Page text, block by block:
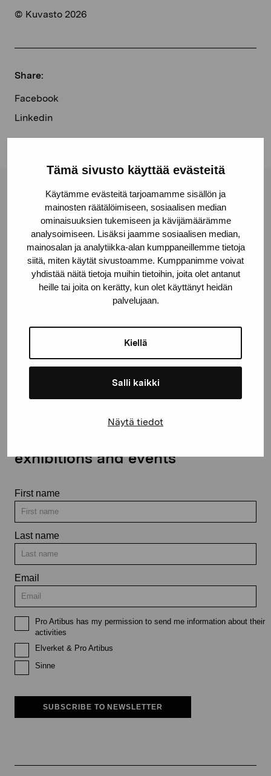
Tämä sivusto käyttää evästeitä
Käytämme evästeitä tarjoamamme sisällön ja
mainosten räätälöimiseen, sosiaalisen median
ominaisuuksien tukemiseen ja kävijämäärämme
analysoimiseen. Lisäksi jaamme sosiaalisen median,
mainosalan ja analytiikka-alan kumppaneillemme tietoja
siitä, miten käytät sivustoamme. Kumppanimme voivat
yhdistää näitä tietoja muihin tietoihin, joita olet antanut
heille tai joita on kerätty, kun olet käyttänyt heidän
palvelujaan.
Kiellä
Salli kaikki
Näytä tiedot
© Kuvasto 2026
Share:
Facebook
Linkedin
Pro Artibus Foundation
Gustav Wasas gata 11
10600 Ekenäs
proartibus@proartibus.fi
+358 (0)50 371 6339
Contact us
exhibitions and events
First name
Last name
Email
Pro Artibus has my permission to send me information about their
activities
Elverket & Pro Artibus
Sinne
SUBSCRIBE TO NEWSLETTER